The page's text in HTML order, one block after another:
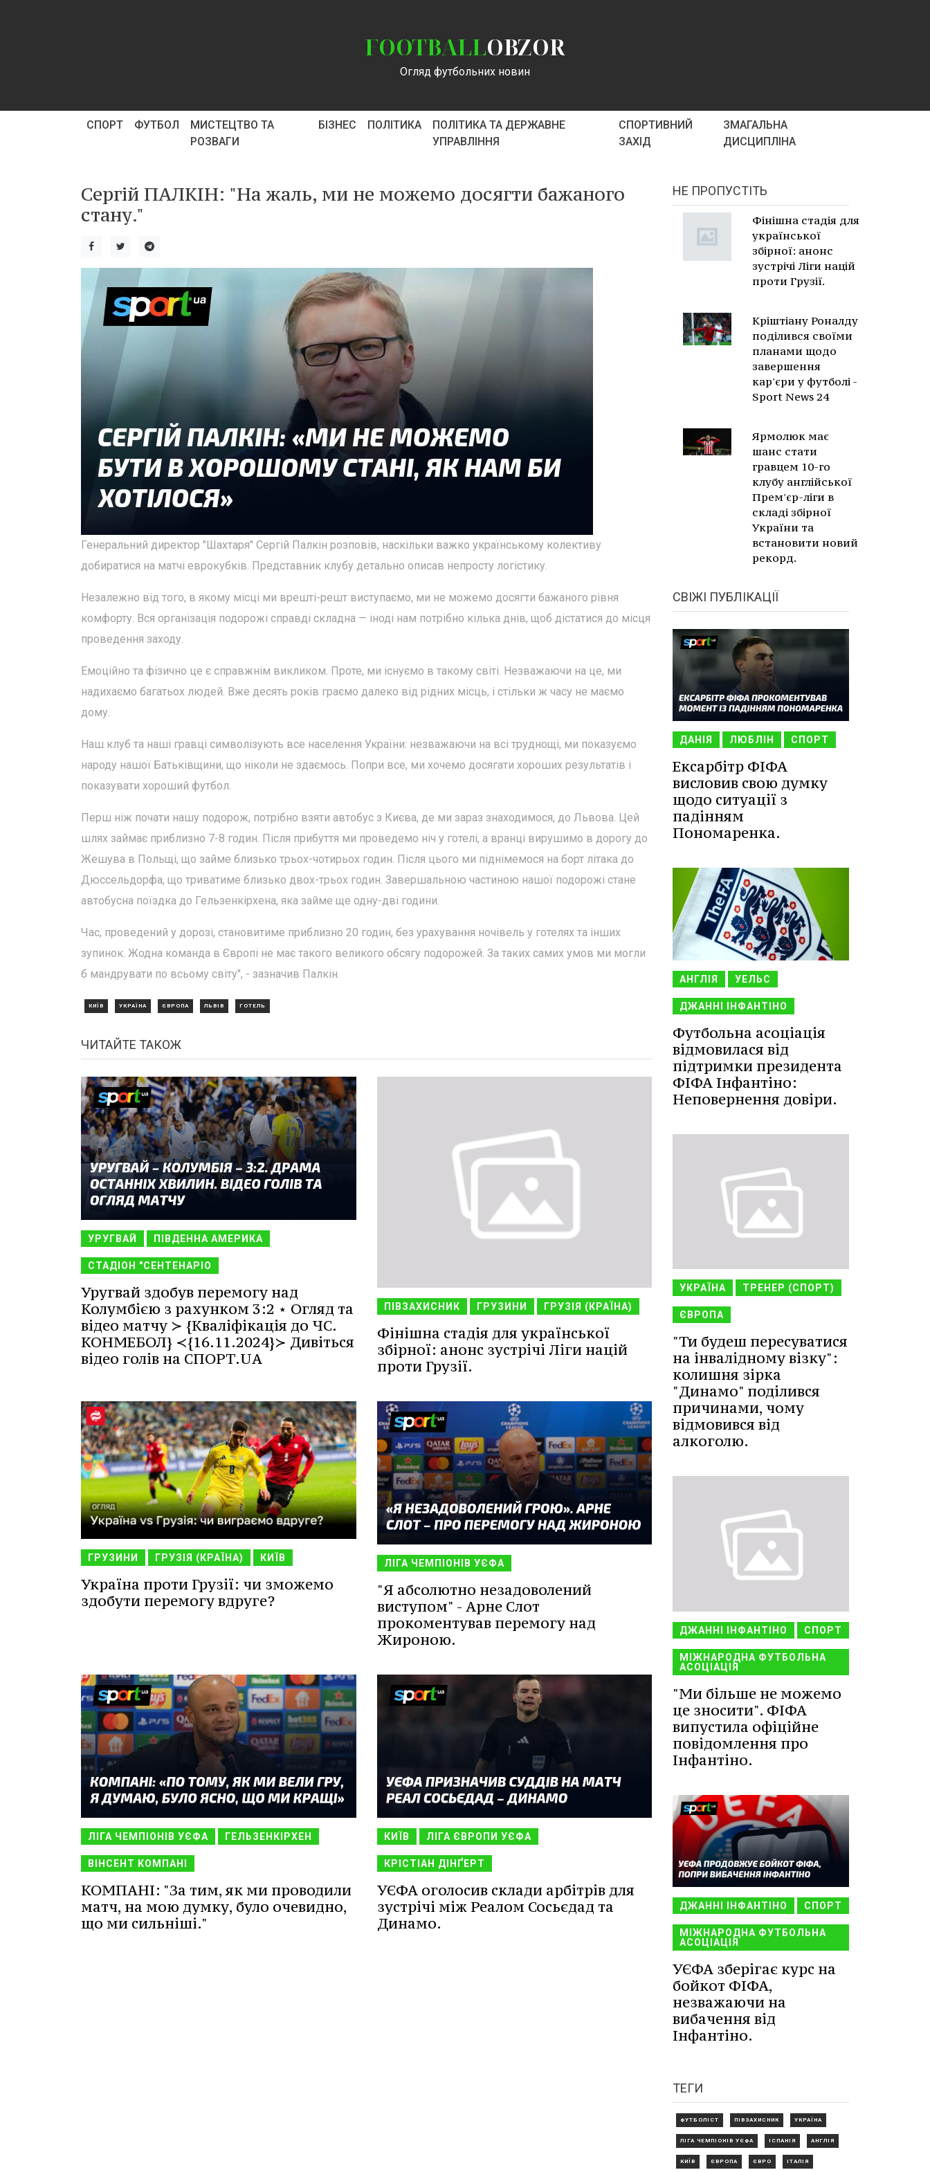
FOOTBALLOBZOR
Огляд футбольних новин
СПОРТ ФУТБОЛ
МИСТЕЦТВО ТА
РОЗВАГИ
БІЗНЕС ПОЛІТИКА
ПОЛІТИКА ТА ДЕРЖАВНЕ
УПРАВЛІННЯ
СПОРТИВНИЙ
ЗАХІД
ЗМАГАЛЬНА
ДИСЦИПЛІНА
Сергій ПАЛКІН: "На жаль, ми не можемо досягти бажаного
стану."
Генеральний директор "Шахтаря" Сергій Палкін розповів, наскільки важко українському колективу
добиратися на матчі еврокубків. Представник клубу детально описав непросту логістику.
Незалежно від того, в якому місці ми врешті-решт виступаємо, ми не можемо досягти бажаного рівня
комфорту. Вся організація подорожі справді складна — іноді нам потрібно кілька днів, щоб дістатися до місця
проведення заходу.
Емоційно та фізично це є справжнім викликом. Проте, ми існуємо в такому світі. Незважаючи на це, ми
надихаємо багатьох людей. Вже десять років граємо далеко від рідних місць, і стільки ж часу не маємо
дому.
Наш клуб та наші гравці символізують все населення України: незважаючи на всі труднощі, ми показуємо
народу нашої Батьківщини, що ніколи не здаємось. Попри все, ми хочемо досягати хороших результатів і
показувати хороший футбол.
Перш ніж почати нашу подорож, потрібно взяти автобус з Києва, де ми зараз знаходимося, до Львова. Цей
шлях займає приблизно 7-8 годин. Після прибуття ми проведемо ніч у готелі, а вранці вирушимо в дорогу до
Жешува в Польщі, що займе близько трьох-чотирьох годин. Після цього ми піднімемося на борт літака до
Дюссельдорфа, що триватиме близько двох-трьох годин. Завершальною частиною нашої подорожі стане
автобусна поїздка до Гельзенкірхена, яка займе ще одну-дві години.
Час, проведений у дорозі, становитиме приблизно 20 годин, без урахування ночівель у готелях та інших
зупинок. Жодна команда в Європі не має такого великого обсягу подорожей. За таких самих умов ми могли
б мандрувати по всьому світу", - зазначив Палкін.
КИЇВ УКРАЇНА ЄВРОПА ЛЬВІВ ГОТЕЛЬ
ЧИТАЙТЕ ТАКОЖ
УРУГВАЙ ПІВДЕННА АМЕРИКА
СТАДІОН "СЕНТЕНАРІО
Уругвай здобув перемогу над
Колумбією з рахунком 3:2 ⋆ Огляд та
відео матчу ≻ {Кваліфікація до ЧС.
КОНМЕБОЛ} ≺{16.11.2024}≻ Дивіться
відео голів на СПОРТ.UA
ПІВЗАХИСНИК ГРУЗИНИ ГРУЗІЯ (КРАЇНА)
Фінішна стадія для української
збірної: анонс зустрічі Ліги націй
проти Грузії.
ГРУЗИНИ ГРУЗІЯ (КРАЇНА) КИЇВ
Україна проти Грузії: чи зможемо
здобути перемогу вдруге?
ЛІГА ЧЕМПІОНІВ УЄФА
"Я абсолютно незадоволений
виступом" - Арне Слот
прокоментував перемогу над
Жироною.
ЛІГА ЧЕМПІОНІВ УЄФА ГЕЛЬЗЕНКІРХЕН
ВІНСЕНТ КОМПАНІ
КОМПАНІ: "За тим, як ми проводили
матч, на мою думку, було очевидно,
що ми сильніші."
КИЇВ ЛІГА ЄВРОПИ УЄФА
КРІСТІАН ДІНҐЕРТ
УЄФА оголосив склади арбітрів для
зустрічі між Реалом Сосьєдад та
Динамо.
НЕ ПРОПУСТІТЬ
Фінішна стадія для
української
збірної: анонс
зустрічі Ліги націй
проти Грузії.
Кріштіану Роналду
поділився своїми
планами щодо
завершення
кар'єри у футболі -
Sport News 24
Ярмолюк має
шанс стати
гравцем 10-го
клубу англійської
Прем'єр-ліги в
складі збірної
України та
встановити новий
рекорд.
СВІЖІ ПУБЛІКАЦІЇ
ДАНІЯ ЛЮБЛІН СПОРТ
Ексарбітр ФІФА
висловив свою думку
щодо ситуації з
падінням
Пономаренка.
АНГЛІЯ УЕЛЬС
ДЖАННІ ІНФАНТІНО
Футбольна асоціація
відмовилася від
підтримки президента
ФІФА Інфантіно:
Неповернення довіри.
УКРАЇНА ТРЕНЕР (СПОРТ)
ЄВРОПА
"Ти будеш пересуватися
на інвалідному візку":
колишня зірка
"Динамо" поділився
причинами, чому
відмовився від
алкоголю.
ДЖАННІ ІНФАНТІНО СПОРТ
МІЖНАРОДНА ФУТБОЛЬНА
АСОЦІАЦІЯ
"Ми більше не можемо
це зносити". ФІФА
випустила офіційне
повідомлення про
Інфантіно.
ДЖАННІ ІНФАНТІНО СПОРТ
МІЖНАРОДНА ФУТБОЛЬНА
АСОЦІАЦІЯ
УЄФА зберігає курс на
бойкот ФІФА,
незважаючи на
вибачення від
Інфантіно.
ТЕГИ
ФУТБОЛІСТ ПІВЗАХИСНИК УКРАЇНА
ЛІГА ЧЕМПІОНІВ УЄФА ІСПАНІЯ АНГЛІЯ
КИЇВ ЄВРОПА ЄВРО ІТАЛІЯ